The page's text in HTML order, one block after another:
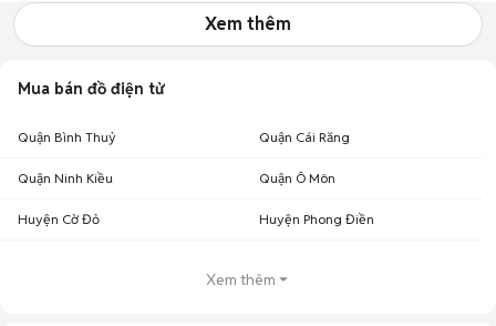
Xem thêm
Mua bán đồ điện tử
Quận Bình Thuỷ Quận Cái Răng
Quận Ninh Kiều Quận Ô Môn
Huyện Cờ Đỏ Huyện Phong Điền
Xem thêm